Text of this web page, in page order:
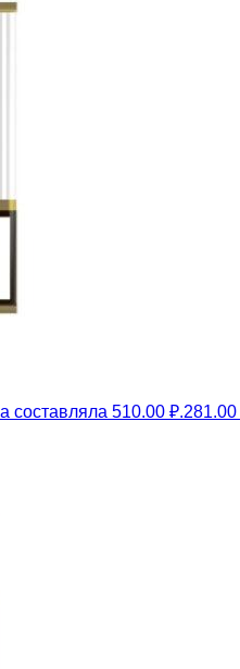
составляла 510.00 ₽.281.00